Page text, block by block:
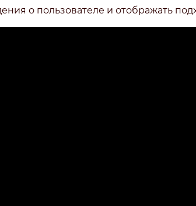
о пользователе и отображать